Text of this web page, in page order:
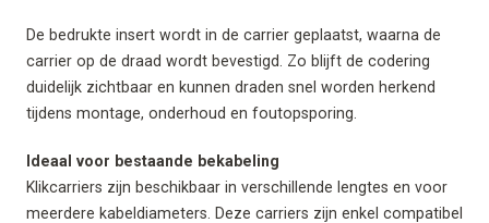
De bedrukte insert wordt in de carrier geplaatst, waarna de
carrier op de draad wordt bevestigd. Zo blijft de codering
duidelijk zichtbaar en kunnen draden snel worden herkend
tijdens montage, onderhoud en foutopsporing.
Ideaal voor bestaande bekabeling
Klikcarriers zijn beschikbaar in verschillende lengtes en voor
meerdere kabeldiameters. Deze carriers zijn enkel compatibel